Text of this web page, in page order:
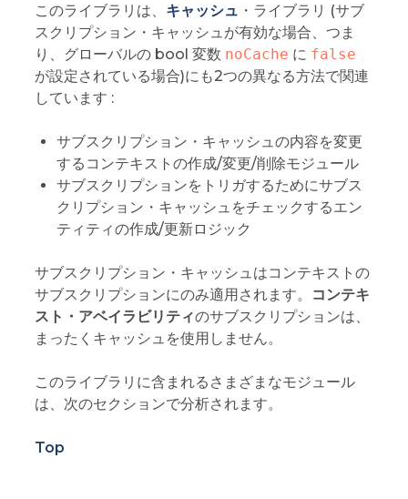
このライブラリは、 キャッシュ ・ライブラリ (サブ
スクリプション・キャッシュが有効な場合、つま
り、グローバルの bool 変数 noCache に false
が設定されている場合)にも2つの異なる方法で関連
しています :
サブスクリプション・キャッシュの内容を変更
するコンテキストの作成/変更/削除モジュール
サブスクリプションをトリガするためにサブス
クリプション・キャッシュをチェックするエン
ティティの作成/更新ロジック
サブスクリプション・キャッシュはコンテキストの
サブスクリプションにのみ適用されます。
コンテキ
スト・アベイラビリティのサブスクリプションは、
まったくキャッシュを使用しません。
このライブラリに含まれるさまざまなモジュール
は、次のセクションで分析されます。
Top